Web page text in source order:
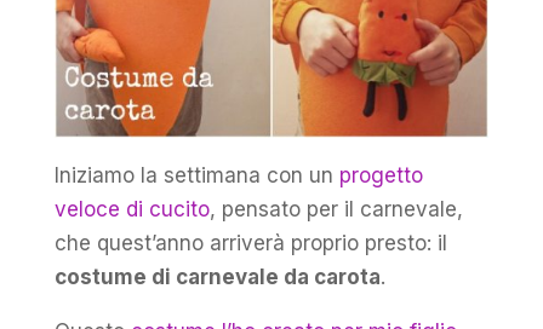
Iniziamo la settimana con un progetto
veloce di cucito, pensato per il carnevale,
che quest’anno arriverà proprio presto: il
costume di carnevale da carota.